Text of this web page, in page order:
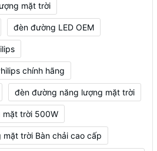
mặt trời
đèn đường LED OEM
chính hãng
đèn đường năng lượng mặt trời
mặt trời 500W
trời Bàn chải cao cấp